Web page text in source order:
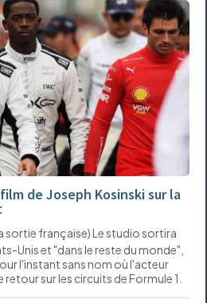
de Joseph Kosinski sur la
sortie française) Le studio sortira
Unis et "dans le reste du monde",
l'instant sans nom où l'acteur
sur les circuits de Formule 1.